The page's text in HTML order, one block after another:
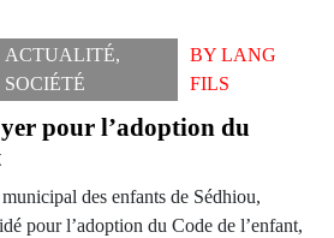
ACTUALITÉ,
SOCIÉTÉ
BYLANG
FILS
pour l’adoption du
des enfants de Sédhiou,
pour l’adoption du Code de l’enfant,